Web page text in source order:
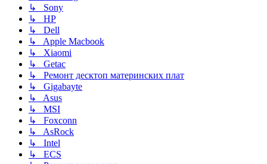
↳ Sony
↳ HP
↳ Dell
↳ Apple Macbook
↳ Xiaomi
↳ Getac
↳ Ремонт десктоп материнских плат
↳ Gigabayte
↳ Asus
↳ MSI
↳ Foxconn
↳ AsRock
↳ Intel
↳ ECS